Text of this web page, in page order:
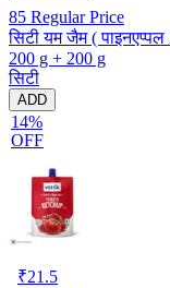
85 Regular Price
सिटी यम जैम (
200 g + 200 g
सिटी
ADD
14%
OFF
₹21.5